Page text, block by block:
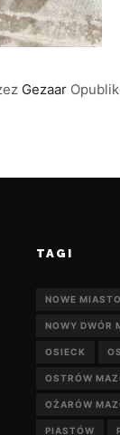
Gezaar
TAGI
NOWE
NOWY DWÓR
OSIECK
OSTRÓW
OŻARÓW
PIASTÓW